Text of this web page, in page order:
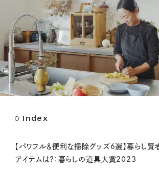
Index
【パワフル＆便利な掃除グッズ6選】暮らし賢
アイテムは？：暮らしの道具大賞2023